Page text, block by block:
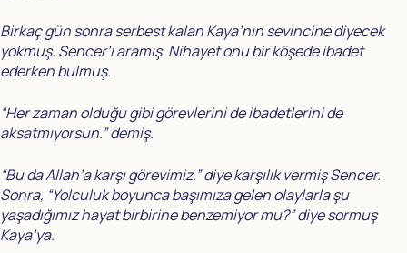
Birkaç gün sonra serbest kalan Kaya’nın sevincine diyecek
yokmuş. Sencer’i aramış. Nihayet onu bir köşede ibadet
ederken bulmuş.
“Her zaman olduğu gibi görevlerini de ibadetlerini de
aksatmıyorsun.” demiş.
“Bu da Allah’a karşı görevimiz.” diye karşılık vermiş Sencer.
Sonra, “Yolculuk boyunca başımıza gelen olaylarla şu
yaşadığımız hayat birbirine benzemiyor mu?” diye sormuş
Kaya’ya.